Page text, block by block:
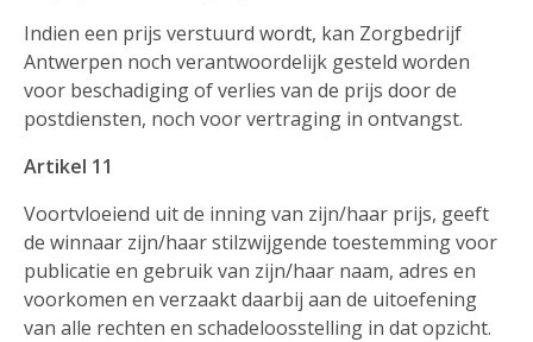
Indien een prijs verstuurd wordt, kan Zorgbedrijf
Antwerpen noch verantwoordelijk gesteld worden
voor beschadiging of verlies van de prijs door de
postdiensten, noch voor vertraging in ontvangst.
Artikel 11
Voortvloeiend uit de inning van zijn/haar prijs, geeft
de winnaar zijn/haar stilzwijgende toestemming voor
publicatie en gebruik van zijn/haar naam, adres en
voorkomen en verzaakt daarbij aan de uitoefening
van alle rechten en schadeloosstelling in dat opzicht.